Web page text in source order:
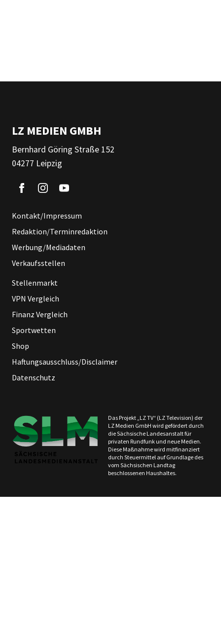
LZ MEDIEN GMBH
Bernhard Göring Straße 152
04277 Leipzig
Kontakt/Impressum
Redaktion/Terminredaktion
Werbung/Mediadaten
Verkaufsstellen
Stellenmarkt
VPN Vergleich
Finanz Vergleich
Sportwetten
Shop
Haftungsausschluss/Disclaimer
Datenschutz
Das Projekt „LZ TV“ (LZ Television) der
LZ Medien GmbH wird gefördert durch
die Sächsische Landesanstalt für
privaten Rundfunk und neue Medien.
Diese Maßnahme wird mitfinanziert
durch Steuermittel auf Grundlage des
vom Sächsischen Landtag
beschlossenen Haushaltes.